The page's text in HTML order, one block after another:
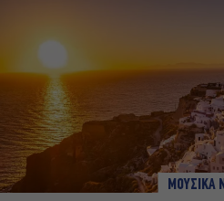
ΜΟΥΣΙΚΑ